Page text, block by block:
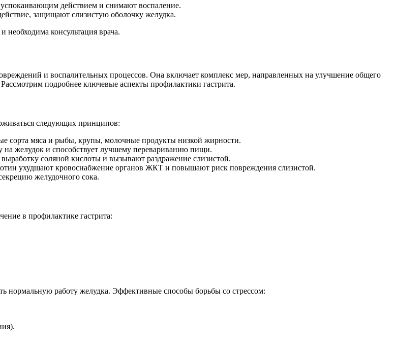
действием и снимают воспаление.
защищают слизистую оболочку желудка.
консультация врача.
и воспалительных процессов. Она включает комплекс мер, направленных на улучшение общего
подробнее ключевые аспекты профилактики гастрита.
следующих принципов:
сорта мяса и рыбы, крупы, молочные продукты низкой жирности.
желудок и способствует лучшему перевариванию пищи.
соляной кислоты и вызывают раздражение слизистой.
ухудшают кровоснабжение органов ЖКТ и повышают риск повреждения слизистой.
желудочного сока.
в профилактике гастрита:
нормальную работу желудка. Эффективные способы борьбы со стрессом: